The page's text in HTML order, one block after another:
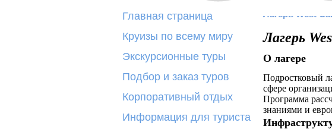
Главная страница
Круизы по всему миру
Экскурсионные туры
Подбор и заказ туров
Корпоративный отдых
Информация для туриста
Лагерь West
Лагерь
О лагере
Подростковый
сфере
Программа
знаниями и